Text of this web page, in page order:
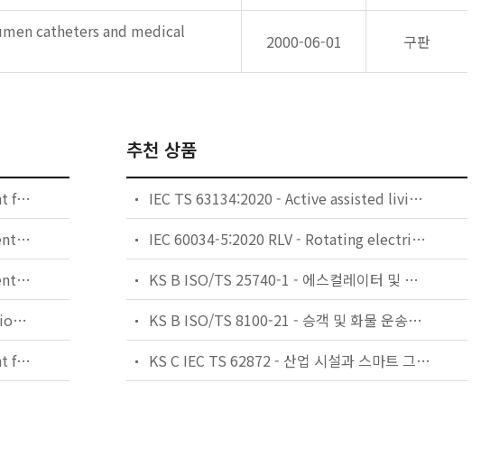
catheters and medical
2000-06-01 구판
ISO 8536-8:2015 - Infusion equipment for medical use — Part 8: Infusion sets for single use with pressure infusion apparatus
ISO 8536-12:2007 - Infusion equipment for medical use — Part 12: Check valves
ISO 8536-14:2016 - Infusion equipment for medical use — Part 14: Clamps and flow regulators for transfusion and infusion equipment without fluid contact
ISO 8536-12:2007/Amd 1:2012 - Infusion equipment for medical use — Part 12: Check valves — Amendment 1
ISO 8536-2:2010 - Infusion equipment for medical use — Part 2: Closures for infusion bottles
추천 상품
IEC TS 63134:2020 - Active assisted living (AAL) use cases
IEC 60034-5:2020 RLV - Rotating electrical machines - Part 5: Degrees of protection provided by the integral design of rotating electrical machines (IP code) - Classification
KS B ISO/TS 25740-1 - 에스컬레이터 및 무빙워크에 대한 안전요건 — 제1부: 세계공통 필수 안전요건(GESRs)
KS B ISO/TS 8100-21 - 승객 및 화물 운송용 엘리베이터 —제21부: 세계공통 필수안전요건(GESRs)을 충족하는 세계공통 안전 파라미터(GSPs)
KS C IEC TS 62872 - 산업 시설과 스마트 그리드 사이의 산업 공정 측정, 제어 및 자동화 시스템 인터페이스